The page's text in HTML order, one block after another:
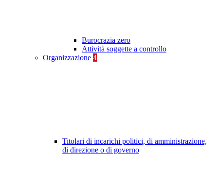
Burocrazia zero
Attività soggette a controllo
Organizzazione 4
Titolari di incarichi politici, di amministrazione,
di direzione o di governo